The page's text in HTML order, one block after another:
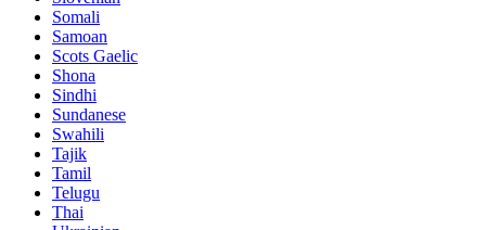
Somali
Samoan
Scots Gaelic
Shona
Sindhi
Sundanese
Swahili
Tajik
Tamil
Telugu
Thai